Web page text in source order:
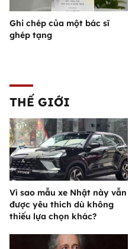
Ghi chép của một bác sĩ
ghép tạng
THẾ GIỚI
Vì sao mẫu xe Nhật này vẫn
được yêu thích dù không
thiếu lựa chọn khác?